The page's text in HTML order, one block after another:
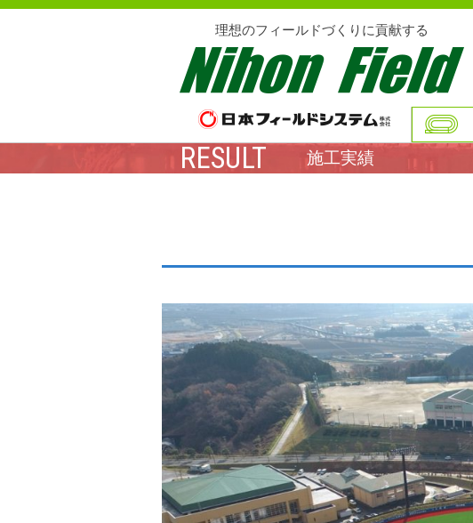
理想のフィールドづくりに貢献する
RESULT 施工実績